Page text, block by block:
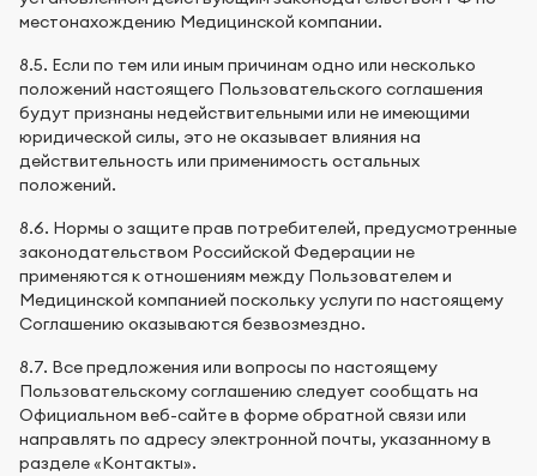
местонахождению Медицинской компании.
8.5. Если по тем или иным причинам одно или несколько
положений настоящего Пользовательского соглашения
будут признаны недействительными или не имеющими
юридической силы, это не оказывает влияния на
действительность или применимость остальных
положений.
8.6. Нормы о защите прав потребителей, предусмотренные
законодательством Российской Федерации не
применяются к отношениям между Пользователем и
Медицинской компанией поскольку услуги по настоящему
Соглашению оказываются безвозмездно.
8.7. Все предложения или вопросы по настоящему
Пользовательскому соглашению следует сообщать на
Официальном веб-сайте в форме обратной связи или
направлять по адресу электронной почты, указанному в
разделе «Контакты».